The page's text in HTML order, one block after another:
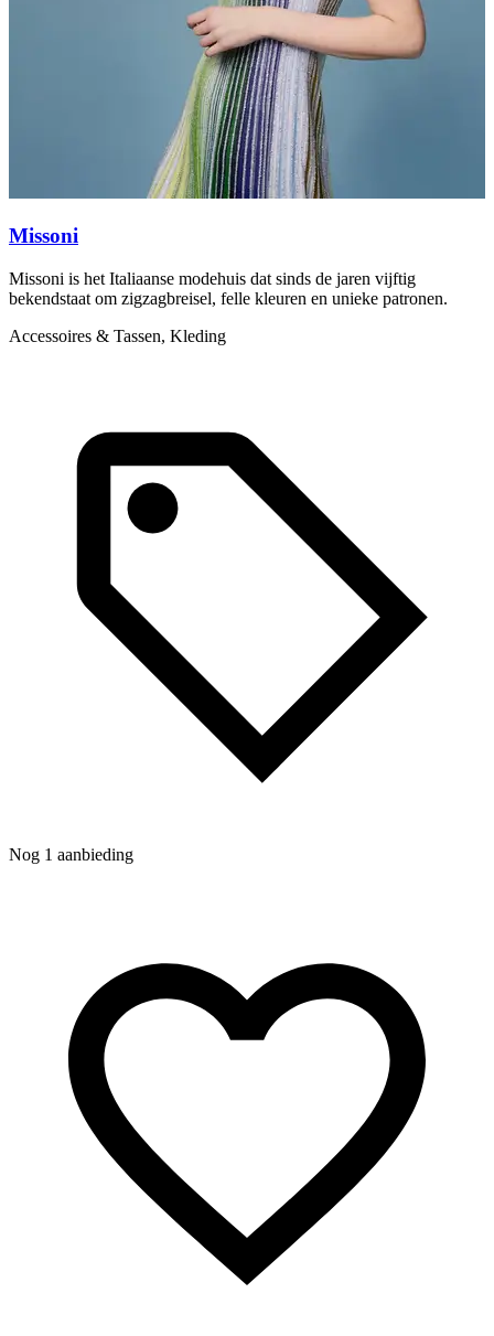
Missoni
Missoni is het Italiaanse modehuis dat sinds de jaren vijftig
bekendstaat om zigzagbreisel, felle kleuren en unieke patronen.
Accessoires & Tassen, Kleding
Nog 1 aanbieding